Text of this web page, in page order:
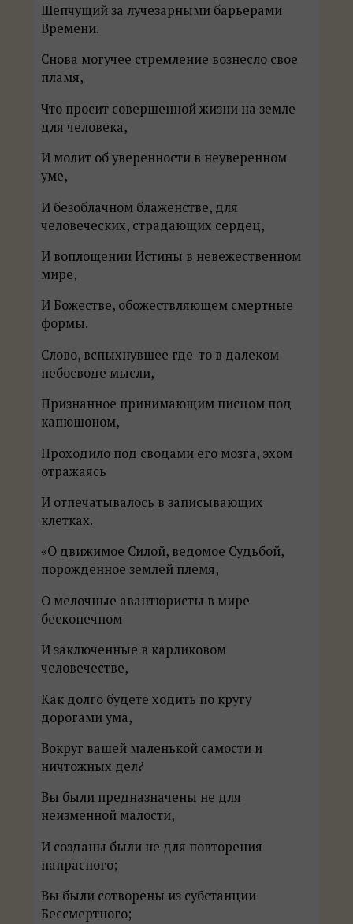
Шепчущий за лучезарными барьерами
Времени.
Снова могучее стремление вознесло свое
пламя,
Что просит совершенной жизни на земле
для человека,
И молит об уверенности в неуверенном
уме,
И безоблачном блаженстве, для
человеческих, страдающих сердец,
И воплощении Истины в невежественном
мире,
И Божестве, обожествляющем смертные
формы.
Слово, вспыхнувшее где-то в далеком
небосводе мысли,
Признанное принимающим писцом под
капюшоном,
Проходило под сводами его мозга, эхом
отражаясь
И отпечатывалось в записывающих
клетках.
«О движимое Силой, ведомое Судьбой,
порожденное землей племя,
О мелочные авантюристы в мире
бесконечном
И заключенные в карликовом
человечестве,
Как долго будете ходить по кругу
дорогами ума,
Вокруг вашей маленькой самости и
ничтожных дел?
Вы были предназначены не для
неизменной малости,
И созданы были не для повторения
напрасного;
Вы были сотворены из субстанции
Бессмертного;